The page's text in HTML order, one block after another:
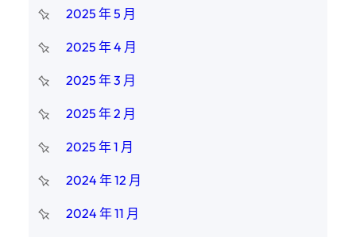
2025 年 5 月
2025 年 4 月
2025 年 3 月
2025 年 2 月
2025 年 1 月
2024 年 12 月
2024 年 11 月